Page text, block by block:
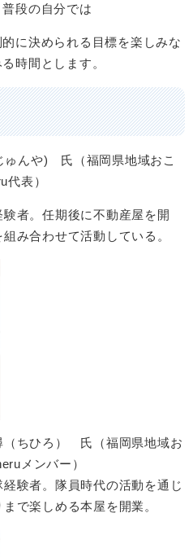
段の自分では
に決められる目標を楽しみな
時間とします。
ゅんや) 氏（福岡県地域おこ
表）
者。任期後に不動産屋を開
み合わせて活動している。
（ちひろ）​ 氏（福岡県地域お
メンバー）
験者。隊員時代の活動を通じ
で楽しめる本屋を開業。